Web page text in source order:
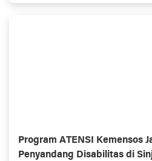
Program ATENSI Kemensos
Penyandang Disabilitas di